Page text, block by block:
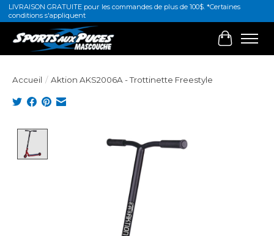
LIVRAISON GRATUITE pour les commandes de plus de 100$. *Certaines
conditions s'appliquent
Panier
Accueil / Aktion AKS2006A - Trottinette Freestyle